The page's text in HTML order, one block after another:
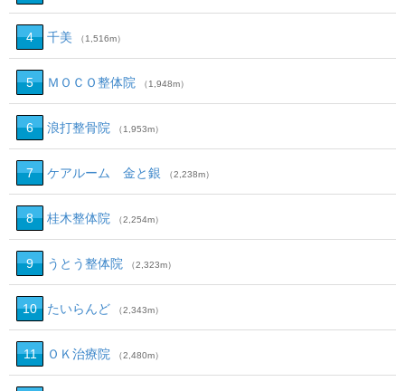
4 千美 （1,516m）
5 ＭＯＣＯ整体院 （1,948m）
6 浪打整骨院 （1,953m）
7 ケアルーム 金と銀 （2,238m）
8 桂木整体院 （2,254m）
9 うとう整体院 （2,323m）
10 たいらんど （2,343m）
11 ＯＫ治療院 （2,480m）